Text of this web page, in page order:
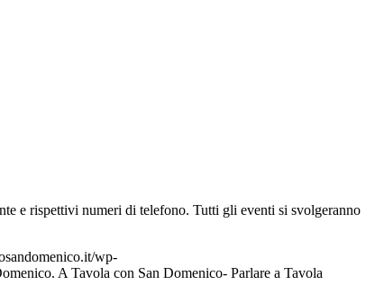
e rispettivi numeri di telefono. Tutti gli eventi si svolgeranno
wp-
A Tavola con San Domenico- Parlare a Tavola